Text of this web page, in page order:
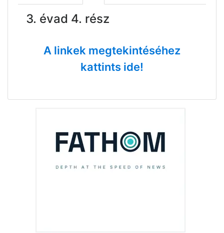
3. évad 4. rész
A linkek megtekintéséhez
kattints ide!